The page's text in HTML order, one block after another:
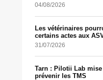
04/08/2026
Les vétérinaires
certains actes aux
31/07/2026
Tarn : Pilotii Lab
prévenir les TMS